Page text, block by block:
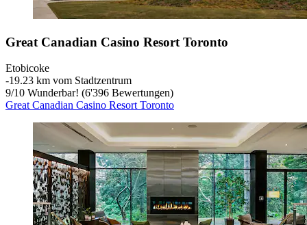
Great Canadian Casino Resort Toronto
Etobicoke
‐19.23 km vom Stadtzentrum
9/10 Wunderbar! (6'396 Bewertungen)
Great Canadian Casino Resort Toronto